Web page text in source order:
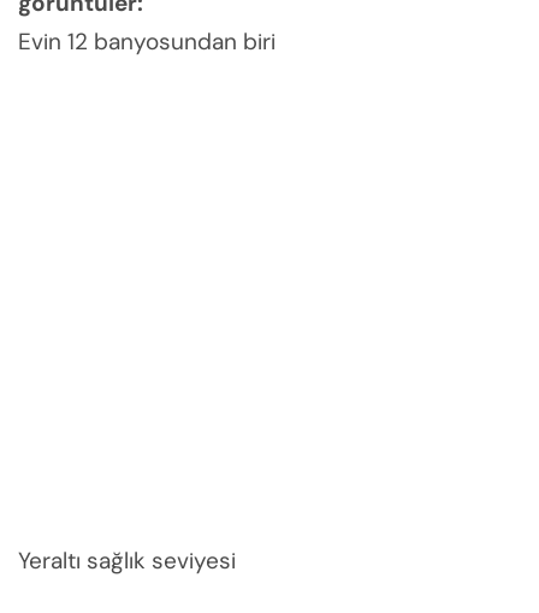
Evin 12 banyosundan biri
Yeraltı sağlık seviyesi